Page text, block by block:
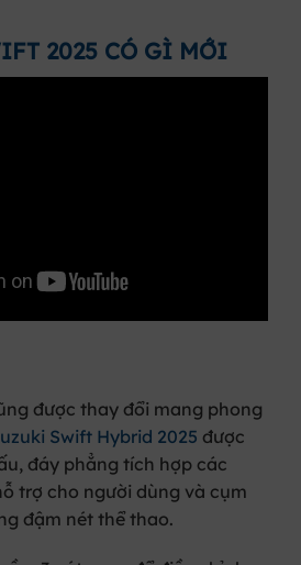
2025 CÓ GÌ MỚI
được thay đổi mang phong
Swift Hybrid 2025 được
, đáy phẳng tích hợp các
trợ cho người dùng và cụm
đậm nét thể thao.